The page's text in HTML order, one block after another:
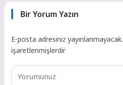
Bir Yorum Yazın
E-posta adresiniz yayınlanmayacak.
işaretlenmişlerdir